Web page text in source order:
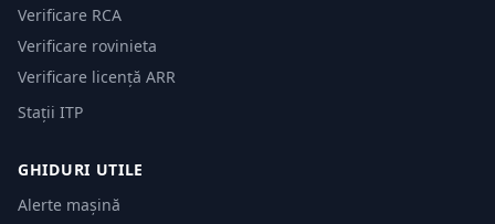
Verificare RCA
Verificare rovinieta
Verificare licență ARR
Stații ITP
GHIDURI UTILE
Alerte mașină